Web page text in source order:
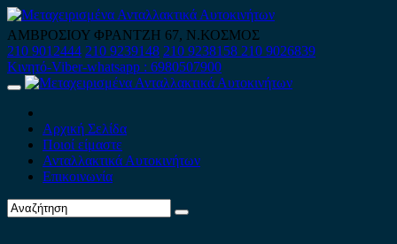
Skip
to
content
ΑΜΒΡΟΣΙΟΥ ΦΡΑΝΤΖΗ 67, Ν.ΚΟΣΜΟΣ
210 9012444 210 9239148 210 9238158 210 9026839
Κινητό-Viber-whatsapp : 6980507900
Primary
Αρχική Σελίδα
Ποιοί είμαστε
Ανταλλακτικά Αυτοκινήτων
Επικοινωνία